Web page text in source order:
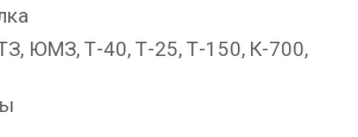
ЮМЗ, Т-40, Т-25, Т-150, К-700,